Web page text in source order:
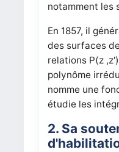
notamment les
En 1857, il
des surfaces
relations P(z
polynôme
nomme une
étudie les
2. Sa